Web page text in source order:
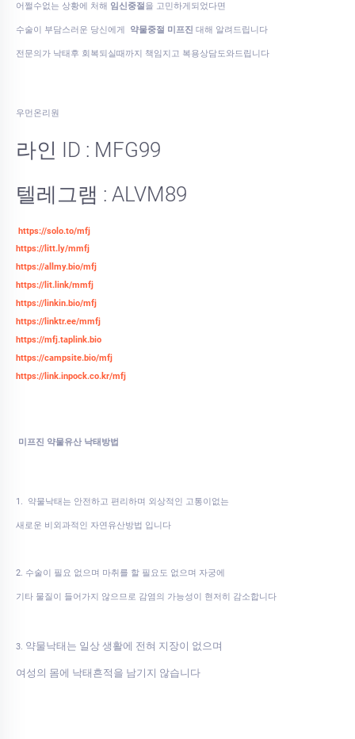
어쩔수없는 상황에 처해 임신중절을 고민하게되었다면
수술이 부담스러운 당신에게 약물중절 미프진 대해 알려드립니다
전문의가 낙태후 회복되실때까지 책임지고 복용상담도와드립니다
우먼온리원
라인 ID : MFG99
텔레그램 : ALVM89
https://solo.to/mfj
https://litt.ly/mmfj
https://allmy.bio/mfj
https://lit.link/mmfj
https://linkin.bio/mfj
https://linktr.ee/mmfj
https://mfj.taplink.bio
https://campsite.bio/mfj
https://link.inpock.co.kr/mfj
미프진 약물유산 낙태방법
1. 약물낙태는 안전하고 편리하며 외상적인 고통이없는
새로운 비외과적인 자연유산방법 입니다
2. 수술이 필요 없으며 마취를 할 필요도 없으며 자궁에
기타 물질이 들어가지 않으므로 감염의 가능성이 현저히 감소합니다
3. 약물낙태는 일상 생활에 전혀 지장이 없으며
여성의 몸에 낙태흔적을 남기지 않습니다